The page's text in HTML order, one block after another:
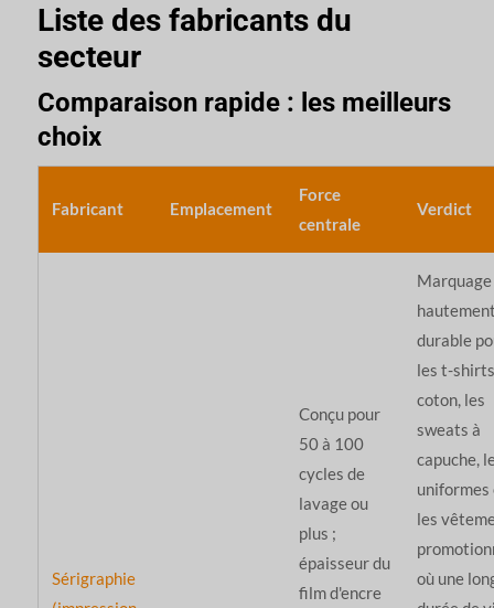
Liste des fabricants du
secteur
Comparaison rapide : les meilleurs
choix
Fabricant Emplacement
Force
centrale
Verdict
Sérigraphie
Conçu pour
50 à 100
cycles de
lavage ou
plus ;
épaisseur du
film d'encre
Marquage
durable
les t-
coton, les
sweats à
capuche,
uniformes
les
où une